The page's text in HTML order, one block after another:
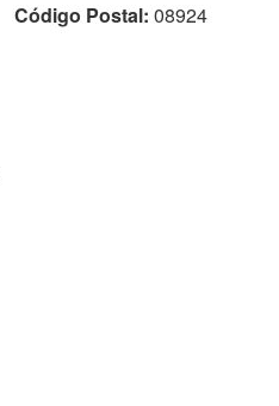
Código Postal: 08924